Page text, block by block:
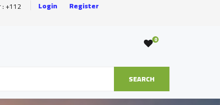
: +112 Login Register
0
SEARCH